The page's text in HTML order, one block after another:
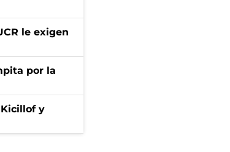
le exigen
por la
y